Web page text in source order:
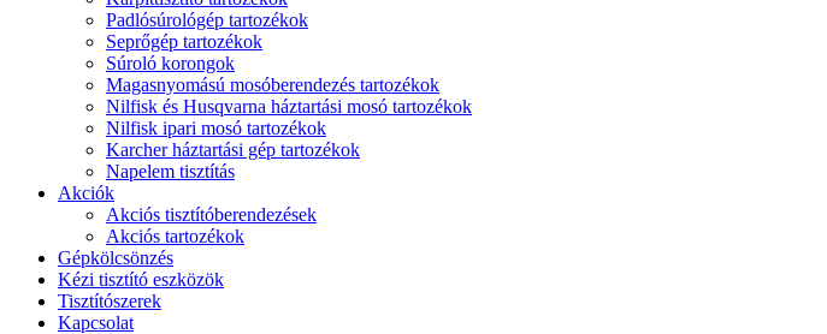
Padlósúrológép tartozékok
Seprőgép tartozékok
Súroló korongok
Magasnyomású mosóberendezés tartozékok
Nilfisk és Husqvarna háztartási mosó tartozékok
Nilfisk ipari mosó tartozékok
Karcher háztartási gép tartozékok
Napelem tisztítás
Akciók
Akciós tisztítóberendezések
Akciós tartozékok
Gépkölcsönzés
Kézi tisztító eszközök
Tisztítószerek
Kapcsolat